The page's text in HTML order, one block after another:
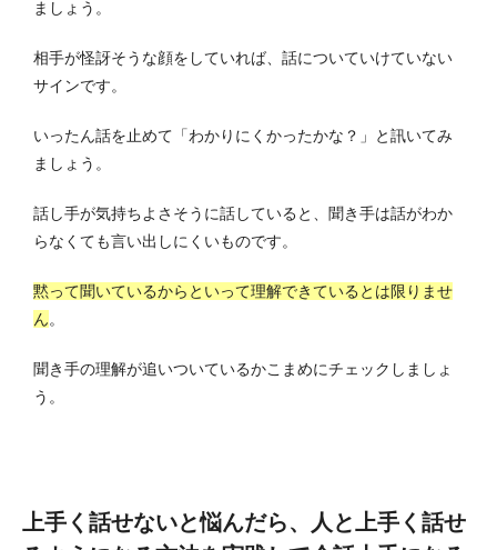
ましょう。
相手が怪訝そうな顔をしていれば、話についていけていない
サインです。
いったん話を止めて「わかりにくかったかな？」と訊いてみ
ましょう。
話し手が気持ちよさそうに話していると、聞き手は話がわか
らなくても言い出しにくいものです。
黙って聞いているからといって理解できているとは限りませ
ん。
聞き手の理解が追いついているかこまめにチェックしましょ
う。
上手く話せないと悩んだら、人と上手く話せ